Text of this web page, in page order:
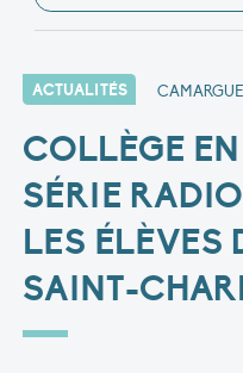
ACTUALITÉS CAMARGUE
COLLÈGE
SÉRIE
LES ÉLÈVES
SAINT-